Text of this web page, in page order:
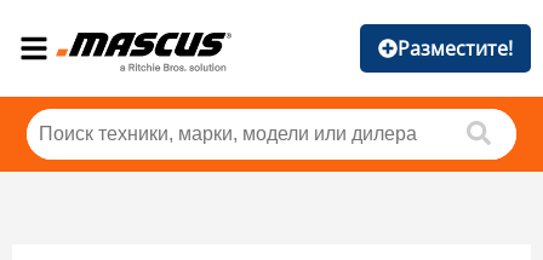
Разместите!